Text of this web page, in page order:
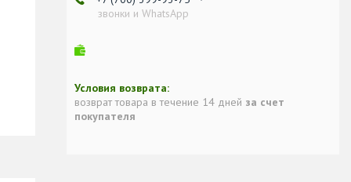
звонки и WhatsApp
возврат товара в течение 14 дней за счет
покупателя